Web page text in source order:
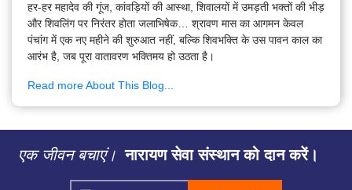
हर-हर महादेव की गूंज, कांवड़ियों की आस्था, शिवालयों में उमड़ती भक्तों की भीड़
और शिवलिंग पर निरंतर होता जलाभिषेक… श्रावण मास का आगमन केवल
पंचांग में एक नए महीने की शुरुआत नहीं, बल्कि शिवभक्ति के उस पावन काल का
आरंभ है, जब पूरा वातावरण भक्तिमय हो उठता है।
Read more About This Blog...
एक जीवन बचाएं। नारायण सेवा संस्थान को दान करें।